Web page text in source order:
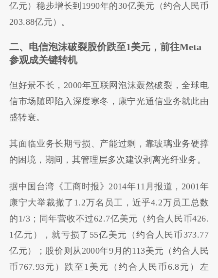
亿元）稳步增长到1990年的30亿美元（约合人民币
203.88亿元）。
二、电信泡沫破裂股价跌至1美元，前往Meta
参观成关键转机
但好景不长，2000年互联网泡沫轰然破裂，全球电
信市场随即陷入深度寒冬，康宁光通信业务就此由
盛转衰。
其面临业务长期亏损、产能过剩，靠玻璃业务硬撑
的困境，期间，其管理层多次建议剥离光纤业务。
据中国台湾《工商时报》2014年11月报道，2001年
康宁大举裁撤了1.2万名员工，近乎4.2万员工总数
的1/3；同年营收不过62.7亿美元（约合人民币426.
1亿元），就亏损了55亿美元（约合人民币373.77
亿元）；股价则从2000年9月的113美元（约合人民
币767.93元）跌至1美元（约合人民币6.8元）左